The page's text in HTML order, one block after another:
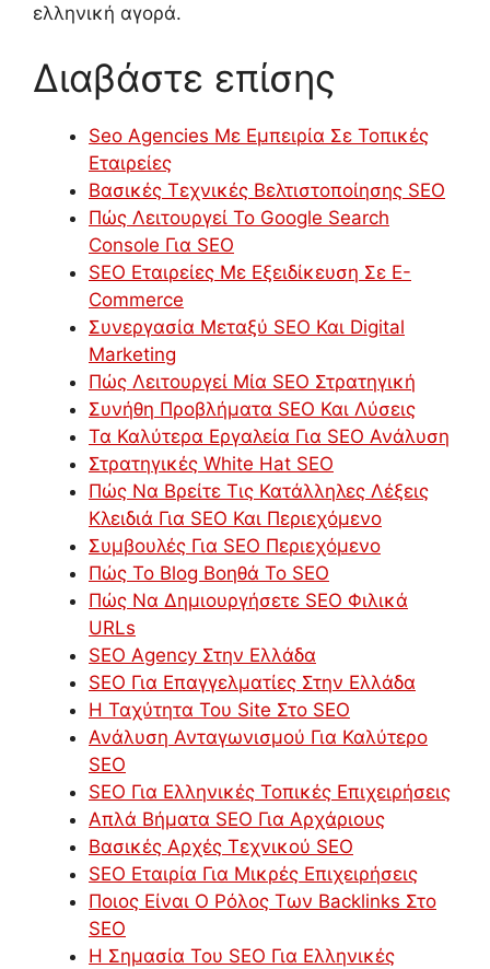
ελληνική αγορά.
Διαβάστε επίσης
Seo Agencies Με Εμπειρία Σε Τοπικές
Εταιρείες
Βασικές Τεχνικές Βελτιστοποίησης SEO
Πώς Λειτουργεί Το Google Search
Console Για SEO
SEO Εταιρείες Με Εξειδίκευση Σε E-
Commerce
Συνεργασία Μεταξύ SEO Και Digital
Marketing
Πώς Λειτουργεί Μία SEO Στρατηγική
Συνήθη Προβλήματα SEO Και Λύσεις
Τα Καλύτερα Εργαλεία Για SEO Ανάλυση
Στρατηγικές White Hat SEO
Πώς Να Βρείτε Τις Κατάλληλες Λέξεις
Κλειδιά Για SEO Και Περιεχόμενο
Συμβουλές Για SEO Περιεχόμενο
Πώς Το Blog Βοηθά Το SEO
Πώς Να Δημιουργήσετε SEO Φιλικά
URLs
SEO Agency Στην Ελλάδα
SEO Για Επαγγελματίες Στην Ελλάδα
Η Ταχύτητα Του Site Στο SEO
Ανάλυση Ανταγωνισμού Για Καλύτερο
SEO
SEO Για Ελληνικές Τοπικές Επιχειρήσεις
Απλά Βήματα SEO Για Αρχάριους
Βασικές Αρχές Τεχνικού SEO
SEO Εταιρία Για Μικρές Επιχειρήσεις
Ποιος Είναι Ο Ρόλος Των Backlinks Στο
SEO
Η Σημασία Του SEO Για Ελληνικές